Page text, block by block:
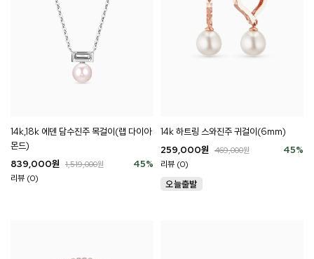
14k,18k 에덴 담수진주 목걸이(랩 다이아
몬드)
45%
839,000원 1,519,000원
리뷰 (0)
14k 하트링 스와진주 귀걸이(6mm)
45%
259,000원 469,000원
리뷰 (0)